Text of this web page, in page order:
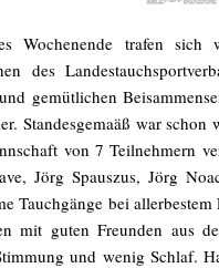
Wochenende trafen sich
des
gemütlichen
Standesgemaäß war
von 7 Teilnehmern
Jörg Spauszus, Jörg
Tauchgänge bei
mit guten Freunden aus
und wenig Schlaf.